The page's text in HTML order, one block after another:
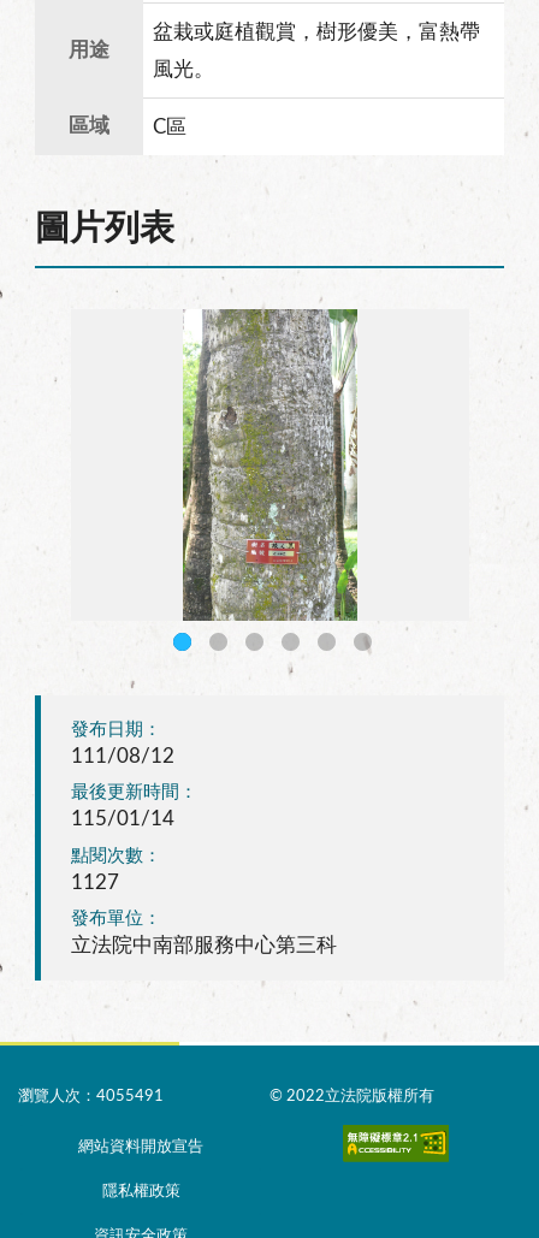
用途
盆栽或庭植觀賞，樹形優美，富熱帶
風光。
區域 C區
圖片列表
049旅人蕉_01
發布日期：
111/08/12
最後更新時間：
115/01/14
點閱次數：
1127
發布單位：
立法院中南部服務中心第三科
瀏覽人次：4055491 © 2022立法院版權所有
隱私權政策
網站資料開放宣告